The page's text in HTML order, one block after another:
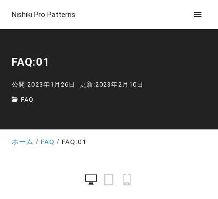
Nishiki Pro Patterns
FAQ:01
公開:2023年1月26日 更新:2023年2月10日
FAQ
ホーム FAQ FAQ:01